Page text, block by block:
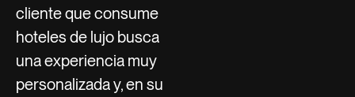
cliente que consume
hoteles de lujo busca
una experiencia muy
personalizada y, en su